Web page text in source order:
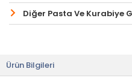
Diğer Pasta Ve Kurabiye
Ürün Bilgileri